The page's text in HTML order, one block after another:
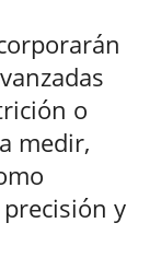
o
medir,
y